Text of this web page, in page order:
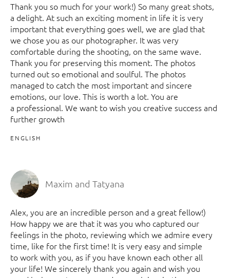
Thank you so much for your work!) So many great shots,
a delight. At such an exciting moment in life it is very
important that everything goes well, we are glad that
we chose you as our photographer. It was very
comfortable during the shooting, on the same wave.
Thank you for preserving this moment. The photos
turned out so emotional and soulful. The photos
managed to catch the most important and sincere
emotions, our love. This is worth a lot. You are
a professional. We want to wish you creative success and
further growth
ENGLISH
Maxim and Tatyana
Alex, you are an incredible person and a great fellow!)
How happy we are that it was you who captured our
feelings in the photo, reviewing which we admire every
time, like for the first time! It is very easy and simple
to work with you, as if you have known each other all
your life! We sincerely thank you again and wish you